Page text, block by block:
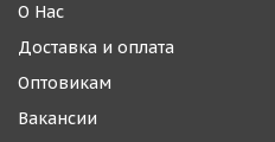
О Нас
Доставка и оплата
Оптовикам
Вакансии